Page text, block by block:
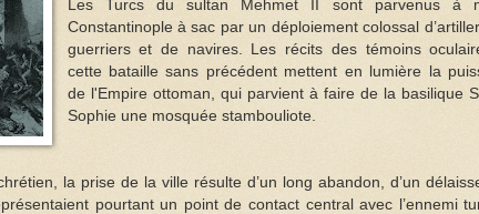
Les Turcs du sultan Mehmet II sont parvenus à
Constantinople à sac par un déploiement colossal
guerriers et de navires. Les récits des témoins
cette bataille sans précédent mettent en lumière la
de l'Empire ottoman, qui parvient à faire de la basilique
Sophie une mosquée stambouliote.
la prise de la ville résulte d’un long abandon, d’un
pourtant un point de contact central avec l’ennemi